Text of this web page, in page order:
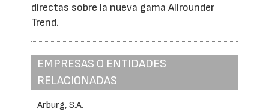
directas sobre la nueva gama Allrounder
Trend.
EMPRESAS O ENTIDADES
RELACIONADAS
Arburg, S.A.